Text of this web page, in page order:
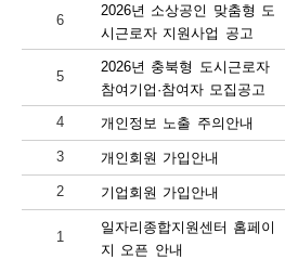
6
2026년 소상공인 맞춤형 도
시근로자 지원사업 공고
5
2026년 충북형 도시근로자
참여기업·참여자 모집공고
4 개인정보 노출 주의안내
3 개인회원 가입안내
2 기업회원 가입안내
1
일자리종합지원센터 홈페이
지 오픈 안내
안